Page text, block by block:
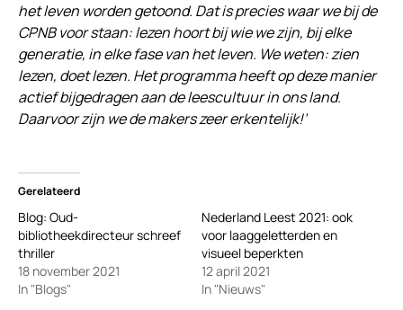
het leven worden getoond. Dat is precies waar we bij de
CPNB voor staan: lezen hoort bij wie we zijn, bij elke
generatie, in elke fase van het leven. We weten: zien
lezen, doet lezen. Het programma heeft op deze manier
actief bijgedragen aan de leescultuur in ons land.
Daarvoor zijn we de makers zeer erkentelijk!’
Gerelateerd
Blog: Oud-
bibliotheekdirecteur schreef
thriller
18 november 2021
In "Blogs"
Nederland Leest 2021: ook
voor laaggeletterden en
visueel beperkten
12 april 2021
In "Nieuws"